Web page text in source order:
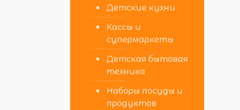
Детские кухни
Кассы и
супермаркеты
Детская бытовая
техника
Наборы посуды и
продуктов